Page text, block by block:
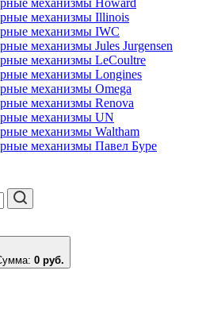
механизмы Howard
механизмы Illinois
механизмы IWC
механизмы Jules Jurgensen
механизмы LeCoultre
механизмы Longines
механизмы Omega
механизмы Renova
механизмы UN
механизмы Waltham
механизмы Павел Буре
0 руб.